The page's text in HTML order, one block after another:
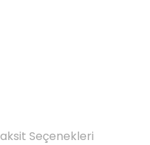
Seçenekleri